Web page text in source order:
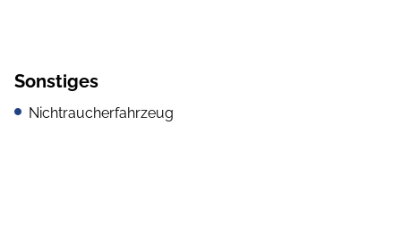
Sonstiges
Nichtraucherfahrzeug